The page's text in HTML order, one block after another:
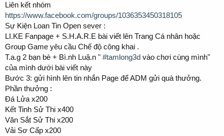
Liên kết nhóm
https://www.facebook.com/groups/1036353450318105
Sự Kiện Loan Tin Open sever :
️LI.KE Fanpage + S.H.A.R.E bài viết lên Trang Cá nhân hoặc
Group Game yêu cầu Chế độ công khai .
T.a.g 2 bạn bè + Bì.nh Luậ.n " #tamlong3d vào chơi cùng mình"
của mình dưới bài viết này
Bước 3: gửi hình lên tin nhắn Page để ADM gửi quà thưởng.
Phần thưởng :
Đá Lửa x200
Kết Tinh Sử Thi x400
Văn Sắt Sử Thi x200
Vải Sơ Cấp x200